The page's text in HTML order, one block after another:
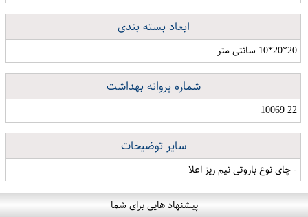
ابعاد بسته بندی
20*20*10 سانتی متر
شماره پروانه بهداشت
22 10069
سایر توضیحات
- چای نوع باروتی نیم ریز اعلا
پیشنهاد هایی برای شما